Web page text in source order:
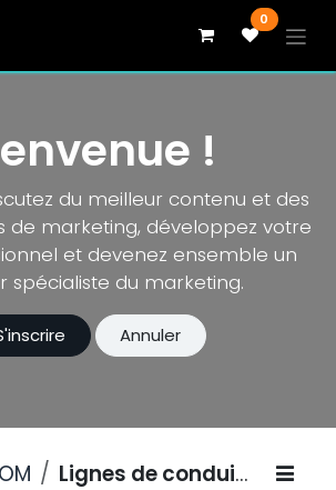
0
!
du meilleur contenu et des
de marketing, développez votre
et devenez ensemble un
spécialiste du marketing.
Annuler
Lignes de conduite